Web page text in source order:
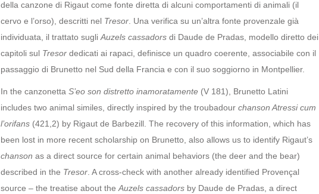
della canzone di Rigaut come fonte diretta di alcuni comportamenti di animali (il
cervo e l’orso), descritti nel Tresor. Una verifica su un’altra fonte provenzale già
individuata, il trattato sugliAuzels cassadors di Daude de Pradas, modello diretto dei
capitoli sul Tresor dedicati ai rapaci, definisce un quadro coerente, associabile con il
passaggio di Brunetto nel Sud della Francia e con il suo soggiorno in Montpellier.
In the canzonetta S’eo son distretto inamoratamente (V 181), Brunetto Latini
includes two animal similes, directly inspired by the troubadour chanson Atressi cum
l’orifans (421,2) by Rigaut de Barbezill. The recovery of this information, which has
been lost in more recent scholarship on Brunetto, also allows us to identify Rigaut’s
chanson as a direct source for certain animal behaviors (the deer and the bear)
described in the Tresor. A cross-check with another already identified Provençal
source – the treatise about theAuzels cassadors by Daude de Pradas, a direct